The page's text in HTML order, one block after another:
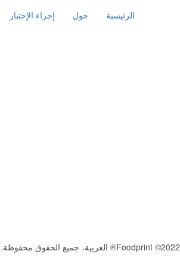
الرئيسية حول إجراء الإختبار
2022© Foodprint® العربية، جميع الحقوق محفوظة.